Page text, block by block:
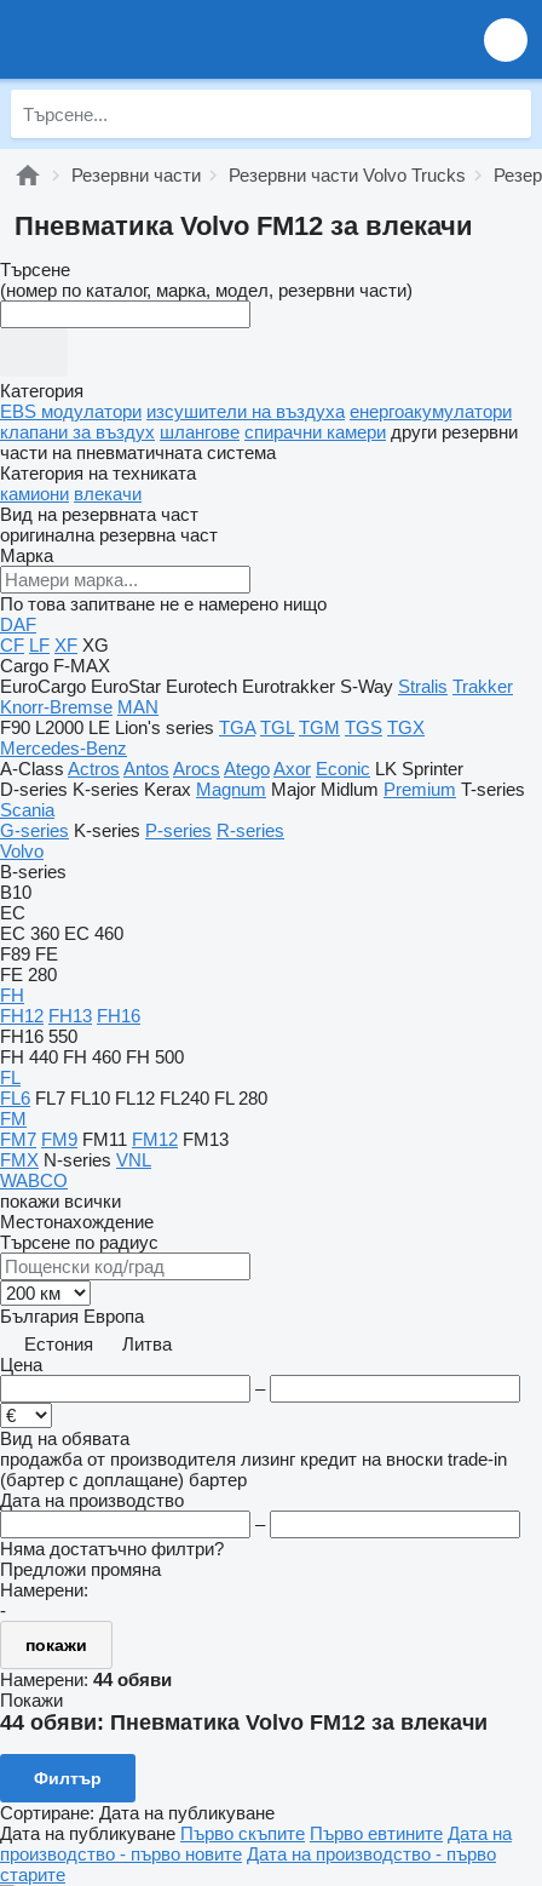
Резервни части Резервни части Volvo Trucks
Пневматика Volvo FM12 за влекачи
Търсене
(номер по каталог, марка, модел, резервни части)
Категория
EBS модулатори изсушители на въздуха енергоакумулатори
клапани за въздух шлангове спирачни камери други резервни
части на пневматичната система
Категория на техниката
камиони влекачи
Вид на резервната част
оригинална резервна част
Марка
По това запитване не е намерено нищо
DAF
CF LF XF XG
Cargo F-MAX
EuroCargo EuroStar Eurotech Eurotrakker S-Way Stralis Trakker
Knorr-Bremse MAN
F90 L2000 LE Lion's series TGA TGL TGM TGS TGX
Mercedes-Benz
A-Class Actros Antos Arocs AtegoAxor Econic LK Sprinter
D-series K-series Kerax Magnum Major Midlum Premium T-series
Scania
G-series K-series P-series R-series
Volvo
B-series
B10
EC
EC 360 EC 460
F89 FE
FE 280
FH
FH12 FH13 FH16
FH16 550
FH 440 FH 460 FH 500
FL
FL6 FL7 FL10 FL12 FL240 FL 280
FM
FM7 FM9 FM11 FM12 FM13
FMX N-series VNL
WABCO
покажи всички
Местонахождение
Търсене по радиус
България Европа
Естония
Литва
Цена
–
Вид на обявата
продажба от производителя лизинг кредит на вноски trade-in
(бартер с доплащане) бартер
Дата на производство
–
Няма достатъчно филтри?
Предложи промяна
Намерени:
-
покажи
Намерени: 44 обяви
Покажи
44 обяви: Пневматика Volvo FM12 за влекачи
Филтър
Сортиране: Дата на публикуване
Дата на публикуване Първо скъпите Първо евтините Дата на
производство - първо новите Дата на производство - първо
старите